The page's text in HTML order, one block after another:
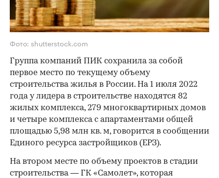
Фото: shutterstock.com
Группа компаний ПИК сохранила за собой
первое место по текущему объему
строительства жилья в России. На 1 июля 2022
года у лидера в строительстве находятся 82
жилых комплекса, 279 многоквартирных домов
и четыре комплекса с апартаментами общей
площадью 5,98 млн кв. м, говорится в сообщении
Единого ресурса застройщиков (ЕРЗ).
На втором месте по объему проектов в стадии
строительства — ГК «Самолет», которая